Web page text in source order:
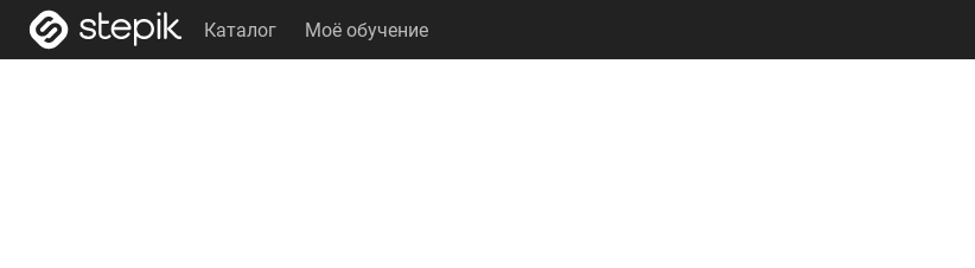
Каталог Моё обучение